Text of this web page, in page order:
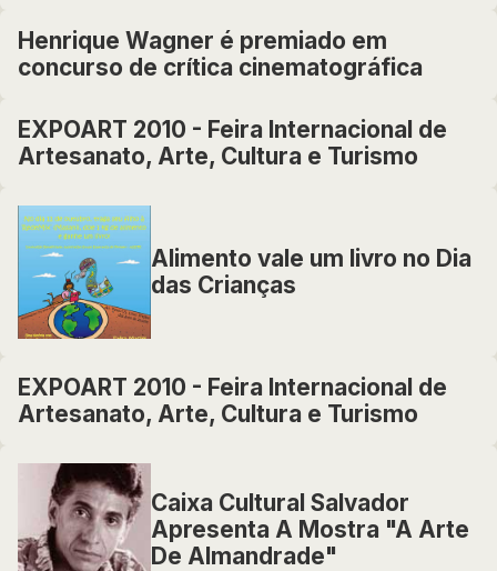
Henrique Wagner é premiado em
concurso de crítica cinematográfica
EXPOART 2010 - Feira Internacional de
Artesanato, Arte, Cultura e Turismo
Alimento vale um livro no Dia
das Crianças
EXPOART 2010 - Feira Internacional de
Artesanato, Arte, Cultura e Turismo
Caixa Cultural Salvador
Apresenta A Mostra "A Arte
De Almandrade"